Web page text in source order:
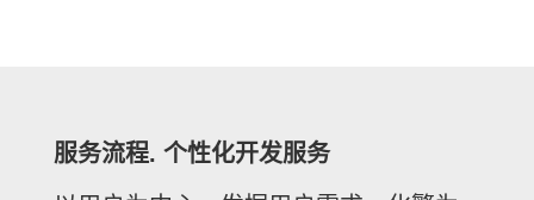
服务流程. 个性化开发服务